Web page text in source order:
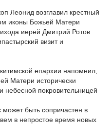
Леонид возглавил крестный
иконы Божьей Матери
иерей Дмитрий Ротов
визит и
епархии напомнил,
Матери исторически
небесной покровительницей
быть сопричастен в
в непростое время новых